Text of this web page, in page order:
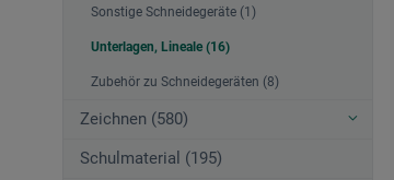
Sonstige Schneidegeräte (1)
Unterlagen, Lineale (16)
Zubehör zu Schneidegeräten (8)
Zeichnen (580)
Schulmaterial (195)